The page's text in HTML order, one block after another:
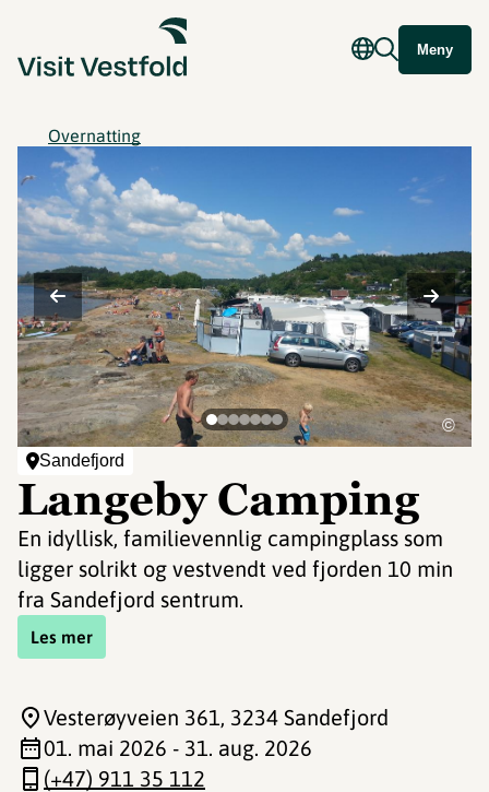
Meny
Overnatting
Sandefjord
Langeby Camping
En idyllisk, familievennlig campingplass som
ligger solrikt og vestvendt ved fjorden 10 min
fra Sandefjord sentrum.
Les mer
©
Vesterøyveien 361, 3234 Sandefjord
01. mai 2026 - 31. aug. 2026
(+47) 911 35 112